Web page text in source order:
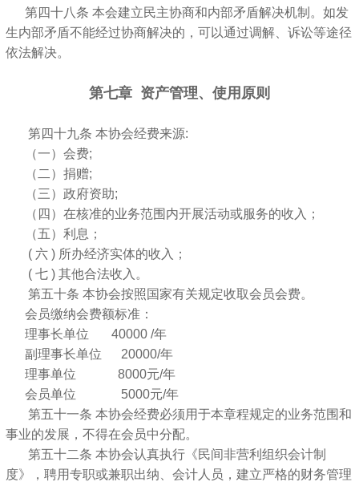
第四十八条 本会建立民主协商和内部矛盾解决机制。如发
生内部矛盾不能经过协商解决的，可以通过调解、诉讼等途径
依法解决。
第七章 资产管理、使用原则
第四十九条 本协会经费来源:
（一）会费;
（二）捐赠;
（三）政府资助;
（四）在核准的业务范围内开展活动或服务的收入；
（五）利息；
( 六 ) 所办经济实体的收入；
( 七 ) 其他合法收入。
第五十条 本协会按照国家有关规定收取会员会费。
会员缴纳会费额标准：
理事长单位 40000 /年
副理事长单位 20000/年
理事单位 8000元/年
会员单位 5000元/年
第五十一条 本协会经费必须用于本章程规定的业务范围和
事业的发展，不得在会员中分配。
第五十二条 本协会认真执行《民间非营利组织会计制
度》，聘用专职或兼职出纳、会计人员，建立严格的财务管理